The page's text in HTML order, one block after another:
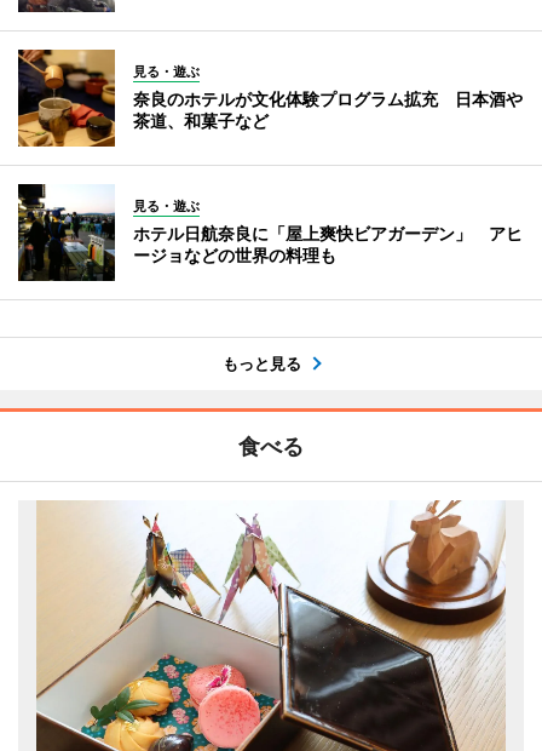
見る・遊ぶ
奈良のホテルが文化体験プログラム拡充 日本酒や
茶道、和菓子など
見る・遊ぶ
ホテル日航奈良に「屋上爽快ビアガーデン」 アヒ
ージョなどの世界の料理も
もっと見る
食べる